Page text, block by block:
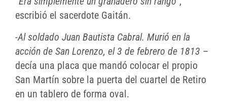
escribió el sacerdote Gaitán.
-Al soldado Juan Bautista Cabral. Murió en la
acción de San Lorenzo, el 3 de febrero de 1813 –
decía una placa que mandó colocar el propio
San Martín sobre la puerta del cuartel de Retiro
en un tablero de forma oval.